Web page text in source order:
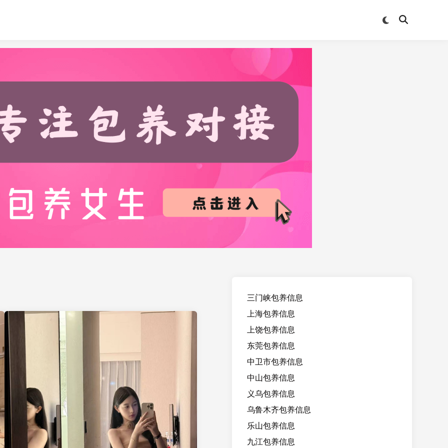
三门峡包养信息
上海包养信息
上饶包养信息
东莞包养信息
中卫市包养信息
中山包养信息
义乌包养信息
乌鲁木齐包养信息
乐山包养信息
九江包养信息